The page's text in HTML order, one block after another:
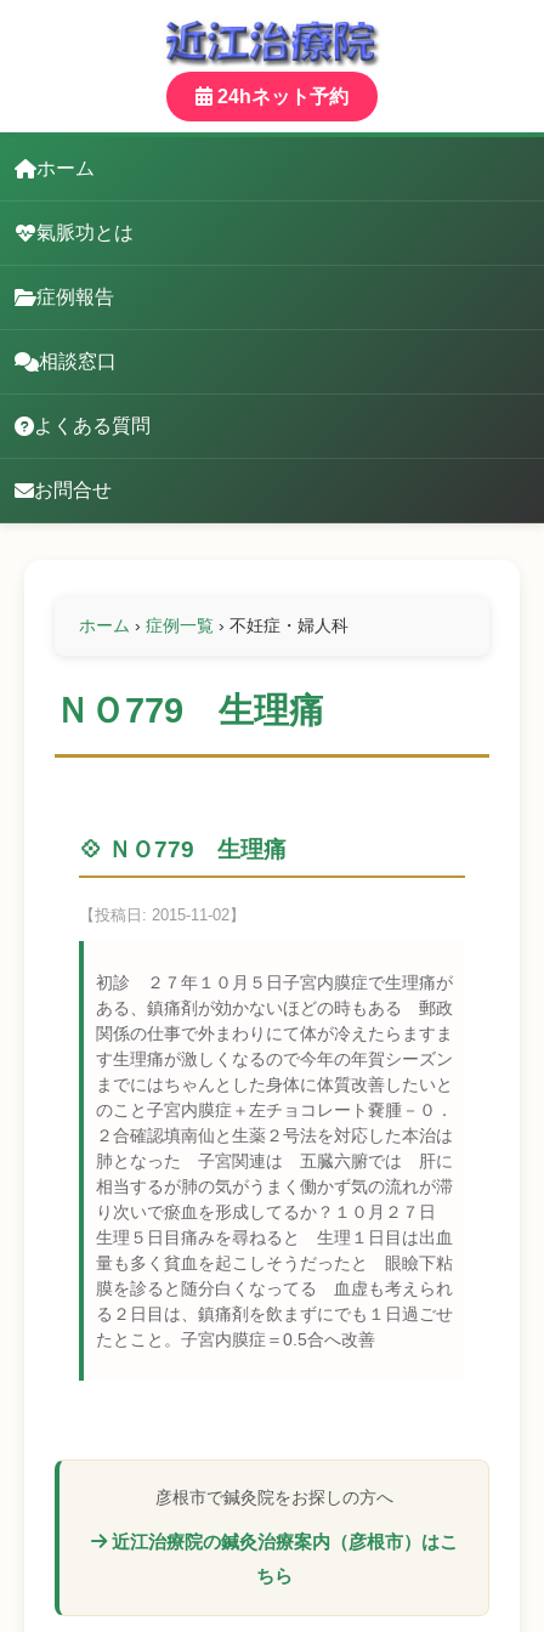
24hネット予約
ホーム
氣脈功とは
症例報告
相談窓口
よくある質問
お問合せ
ホーム › 症例一覧 › 不妊症・婦人科
ＮＯ779 生理痛
💠 ＮＯ779 生理痛
【投稿日: 2015-11-02】
初診 ２７年１０月５日子宮内膜症で生理痛が
ある、鎮痛剤が効かないほどの時もある 郵政
関係の仕事で外まわりにて体が冷えたらますま
す生理痛が激しくなるので今年の年賀シーズン
までにはちゃんとした身体に体質改善したいと
のこと子宮内膜症＋左チョコレート嚢腫－０．
２合確認填南仙と生薬２号法を対応した本治は
肺となった 子宮関連は 五臓六腑では 肝に
相当するが肺の気がうまく働かず気の流れが滞
り次いで瘀血を形成してるか？１０月２７日
生理５日目痛みを尋ねると 生理１日目は出血
量も多く貧血を起こしそうだったと 眼瞼下粘
膜を診ると随分白くなってる 血虚も考えられ
る２日目は、鎮痛剤を飲まずにでも１日過ごせ
たとこと。子宮内膜症＝0.5合へ改善
彦根市で鍼灸院をお探しの方へ
近江治療院の鍼灸治療案内（彦根市）はこ
ちら